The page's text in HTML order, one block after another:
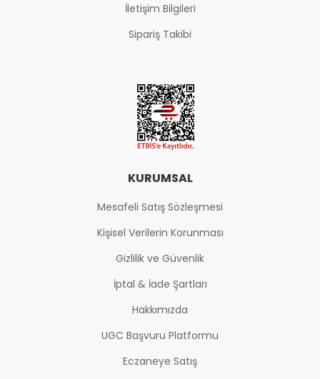
İletişim Bilgileri
Sipariş Takibi
KURUMSAL
Mesafeli Satış Sözleşmesi
Kişisel Verilerin Korunması
Gizlilik ve Güvenlik
İptal & İade Şartları
Hakkımızda
UGC Başvuru Platformu
Eczaneye Satış